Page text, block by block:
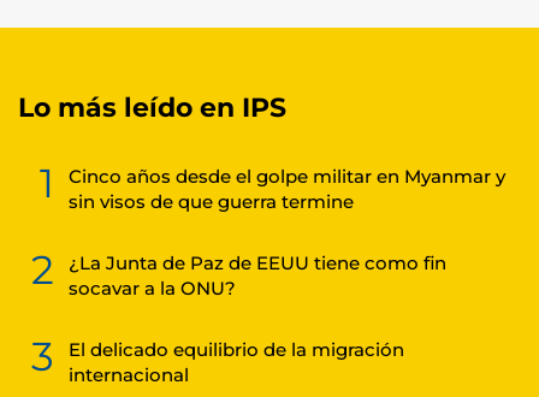
Lo más leído en IPS
1
Cinco años desde el golpe militar en Myanmar y
sin visos de que guerra termine
2
¿La Junta de Paz de EEUU tiene como fin
socavar a la ONU?
3
El delicado equilibrio de la migración
internacional